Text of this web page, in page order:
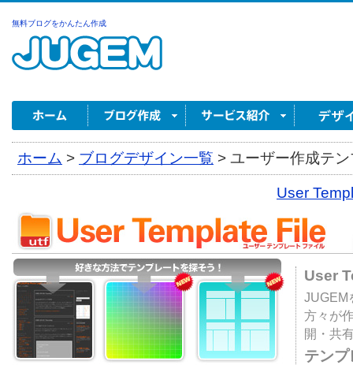
無料ブログをかんたん作成
ホーム > ブログデザイン一覧 > ユーザー作成テ
User
User
JUGEM
方々が
開・共
テン